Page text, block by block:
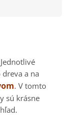
a na
. V tomto
sú krásne